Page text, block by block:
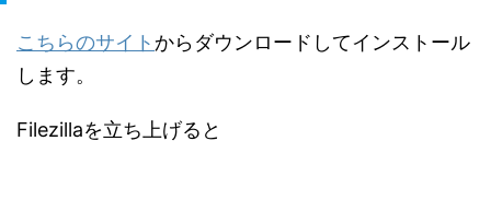
こちらのサイトからダウンロードしてインストール
します。
Filezillaを立ち上げると